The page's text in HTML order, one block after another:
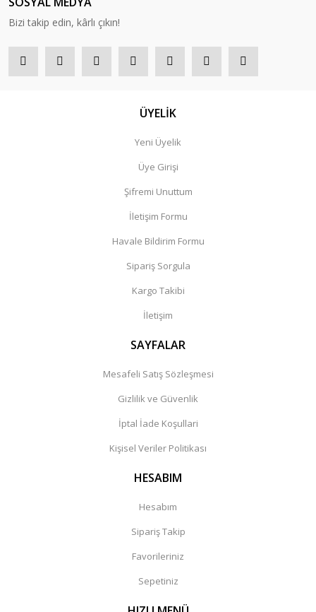
Bizi takip edin, kârlı çıkın!
ÜYELİK
Yeni Üyelik
Üye Girişi
Şifremi Unuttum
İletişim Formu
Havale Bildirim Formu
Sipariş Sorgula
Kargo Takibi
İletişim
SAYFALAR
Mesafeli Satış Sözleşmesi
Gizlilik ve Güvenlik
İptal İade Koşullari
Kişisel Veriler Politikası
HESABIM
Hesabım
Sipariş Takip
Favorileriniz
Sepetiniz